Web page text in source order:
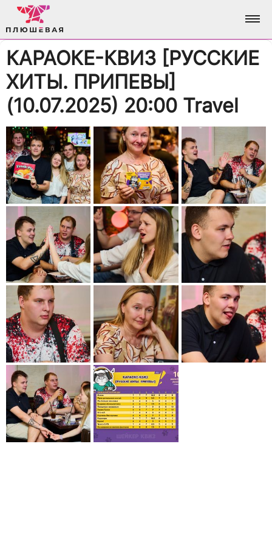
ФОТО
АЛЬБОМЫ
ВСЕ ФОТО
О НАС
АНАЛИТИКА
ДОСТИЖЕНИЯ
БРЕНДИНГ
ВХОД / РЕГИСТРАЦИЯ
КАРАОКЕ-КВИЗ [РУССКИЕ
ХИТЫ. ПРИПЕВЫ]
(10.07.2025) 20:00 Travel